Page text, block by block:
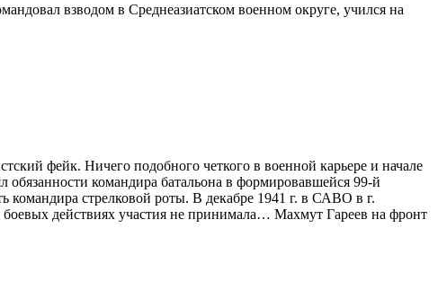
взводом в Среднеазиатском военном округе, учился на
фейк. Ничего подобного четкого в военной карьере и начале
командира батальона в формировавшейся 99-й
командира стрелковой роты. В декабре 1941 г. в САВО в г.
боевых действиях участия не принимала… Махмут Гареев на фронт